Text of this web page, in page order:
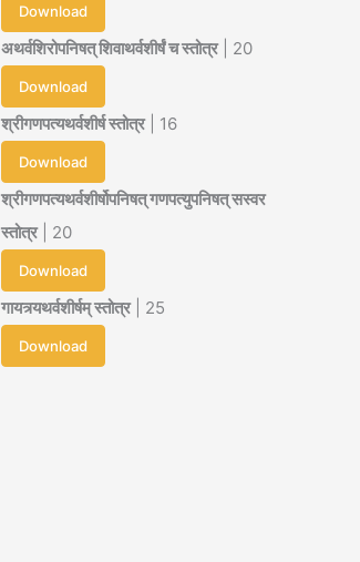
Download
अथर्वशिरोपनिषत् शिवाथर्वशीर्षं च स्तोत्र| 20
Download
श्रीगणपत्यथर्वशीर्ष स्तोत्र| 16
Download
श्रीगणपत्यथर्वशीर्षोपनिषत् गणपत्युपनिषत् सस्वर
स्तोत्र| 20
Download
गायत्र्यथर्वशीर्षम् स्तोत्र| 25
Download